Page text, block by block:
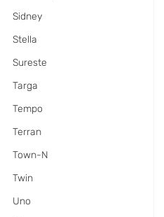
Sidney
Stella
Sureste
Targa
Tempo
Terran
Town-N
Twin
Uno